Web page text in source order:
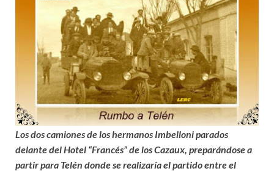
Los dos camiones de los hermanos Imbelloni parados
delante del Hotel “Francés” de los Cazaux, preparándose a
partir para Telén donde se realizaría el partido entre el